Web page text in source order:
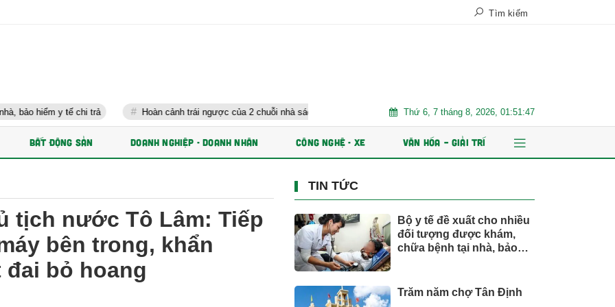
Tìm kiếm
tế chi trả Hoàn cảnh trái ngược của 2 chuỗi nhà sách lớn nhất Việt Nam Trăm năm chợ Tân Định AI và dữ liệu định hình
Thứ 6, 7 tháng 8, 2026, 01:51:49
BẤT ĐỘNG SẢN DOANH NGHIỆP - DOANH NHÂN CÔNG NGHỆ - XE VĂN HÓA – GIẢI TRÍ
tịch nước Tô Lâm: Tiếp
bên trong, khẩn
bỏ hoang
TIN TỨC
Bộ y tế đề xuất cho nhiều
đối tượng được khám,
chữa bệnh tại nhà, bảo
Trăm năm chợ Tân Định